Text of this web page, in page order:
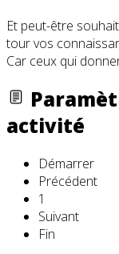
Et peut-être
tour vos
Car ceux qui
activité
Démarrer
Précédent
1
Suivant
Fin